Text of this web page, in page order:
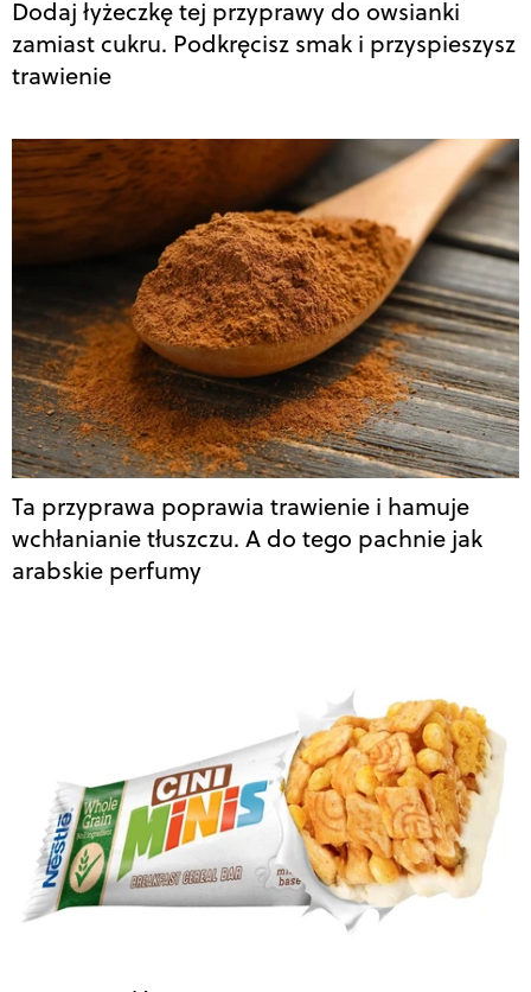
Dodaj łyżeczkę tej przyprawy do owsianki
zamiast cukru. Podkręcisz smak i przyspieszysz
trawienie
Ta przyprawa poprawia trawienie i hamuje
wchłanianie tłuszczu. A do tego pachnie jak
arabskie perfumy